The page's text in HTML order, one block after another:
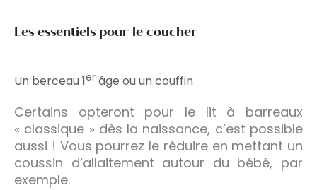
Les essentiels pour le coucher
Un berceau 1er âge ou un couffin
Certains opteront pour le lit à barreaux
« classique » dès la naissance, c’est possible
aussi ! Vous pourrez le réduire en mettant un
coussin d’allaitement autour du bébé, par
exemple.